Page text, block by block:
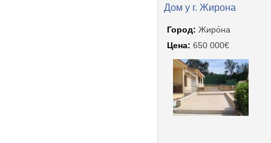
Дом у г. Жирона
Город: Жиро́на
Цена: 650 000€